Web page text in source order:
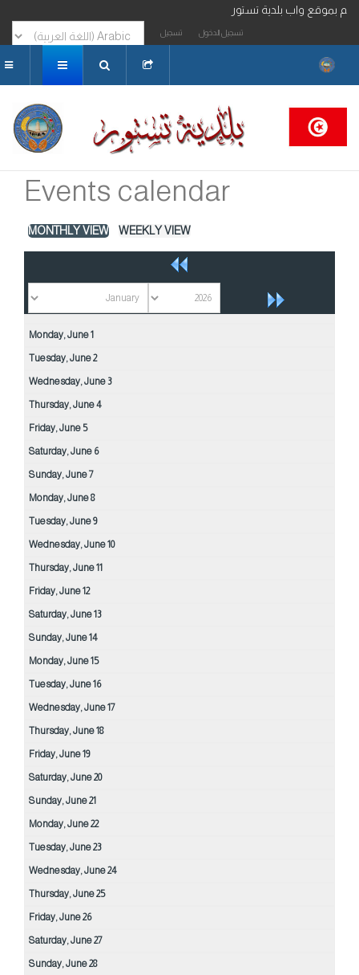
مرحبا بكم بموقع واب بلدية تستور
تسجيل الدخول تسجيل
البحث...
Events calendar
MONTHLY VIEW WEEKLY VIEW
Monday,June1
Tuesday,June2
Wednesday,June3
Thursday,June4
Friday,June 5
Saturday,June 6
Sunday,June7
Monday,June8
Tuesday,June9
Wednesday,June10
Thursday,June11
Friday,June12
Saturday,June13
Sunday,June14
Monday,June15
Tuesday,June16
Wednesday,June17
Thursday,June18
Friday,June19
Saturday,June20
Sunday,June21
Monday,June22
Tuesday,June23
Wednesday,June24
Thursday,June25
Friday,June26
Saturday,June27
Sunday,June28